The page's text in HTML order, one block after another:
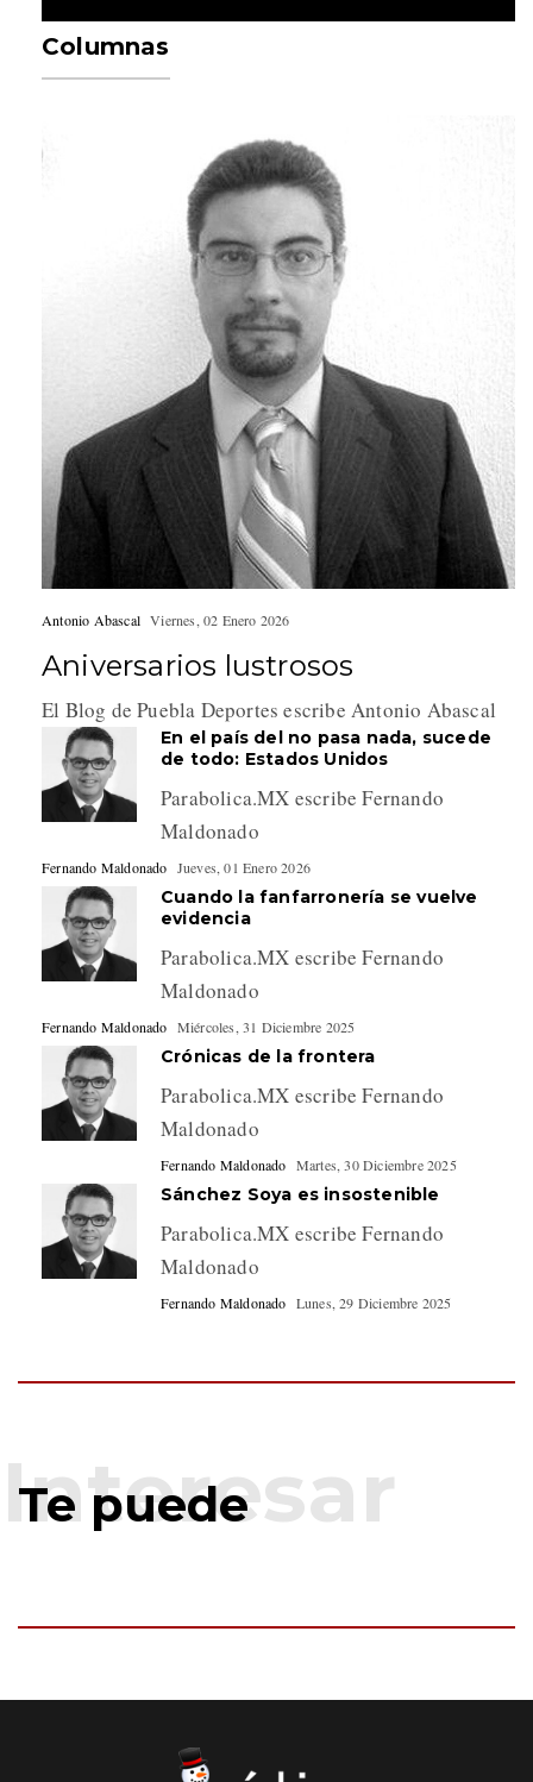
Columnas
Antonio Abascal Viernes, 02 Enero 2026
Aniversarios lustrosos
El Blog de Puebla Deportes escribe Antonio Abascal
En el país del no pasa nada, sucede
de todo: Estados Unidos
Parabolica.MX escribe Fernando
Maldonado
Fernando Maldonado Jueves, 01 Enero 2026
Cuando la fanfarronería se vuelve
evidencia
Parabolica.MX escribe Fernando
Maldonado
Fernando Maldonado Miércoles, 31 Diciembre 2025
Crónicas de la frontera
Parabolica.MX escribe Fernando
Maldonado
Fernando Maldonado Martes, 30 Diciembre 2025
Sánchez Soya es insostenible
Parabolica.MX escribe Fernando
Maldonado
Fernando Maldonado Lunes, 29 Diciembre 2025
Te puede